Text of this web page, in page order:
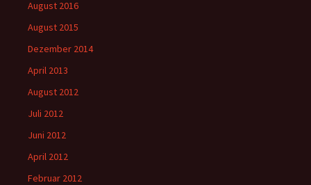
August 2016
August 2015
Dezember 2014
April 2013
August 2012
Juli 2012
Juni 2012
April 2012
Februar 2012